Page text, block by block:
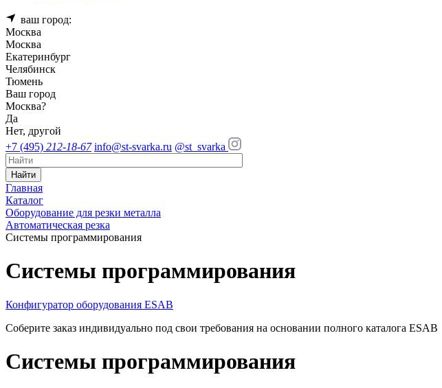
ваш город:
Москва
Москва
Екатеринбург
Челябинск
Тюмень
Ваш город
Москва?
Да
Нет, другой
+7 (495) 212-18-67 info@st-svarka.ru @st_svarka
Найти
Главная
Каталог
Оборудование для резки металла
Автоматическая резка
Системы программирования
Системы программирования
Конфигуратор оборудования ESAB
Соберите заказ индивидуально под свои требования на основании полного каталога ESAB
Системы программирования